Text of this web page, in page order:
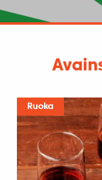
Ruoka